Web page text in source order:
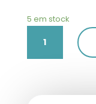
5 em stock
Quantidade
Advance